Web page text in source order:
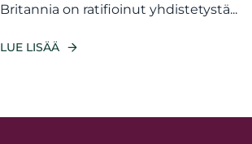
Britannia on ratifioinut yhdistetystä...
LUE LISÄÄ